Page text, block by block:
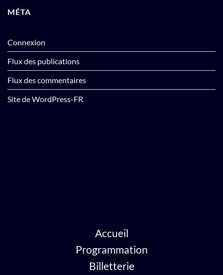
MÉTA
Connexion
Flux des publications
Flux des commentaires
Site de WordPress-FR
Accueil
Programmation
Billetterie